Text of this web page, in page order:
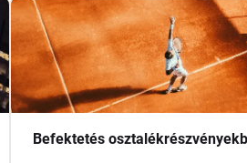
Befektetés